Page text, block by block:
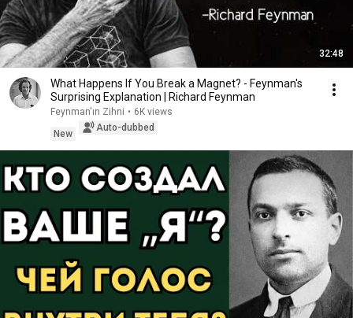
32:48
What Happens If You Break a Magnet? - Feynman's
Surprising Explanation | Richard Feynman
Feynman'ın Zihni • 6K views
New
Auto-dubbed